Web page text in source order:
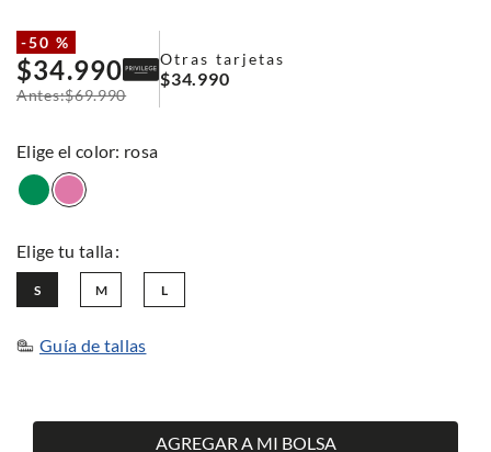
-50 %
$34.990
$69.990
Otras tarjetas
$34.990
: rosa
L
M
S
Guía de tallas
AGREGAR A MI BOLSA